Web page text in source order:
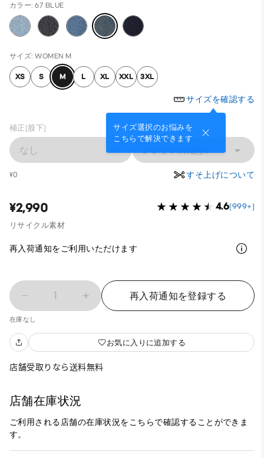
カラー: 67 BLUE
サイズ: WOMEN M
XS S M L XL XXL 3XL
サイズを確認する
サイズ選択のお悩みを
こちらで解決できます
補正(股下)
なし レングス未選択
¥0 すそ上げについて
¥2,990 4.6(999+)
リサイクル素材
再入荷通知をご利用いただけます
1 再入荷通知を登録する
在庫なし
お気に入りに追加する
店舗受取りなら送料無料
店舗在庫状況
ご利用される店舗の在庫状況をこちらで確認することができま
す。